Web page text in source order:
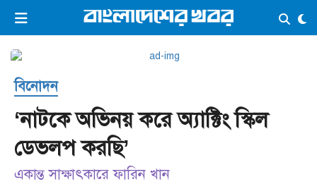
ভিডিও ই-পেপার লগইন ×
প্রচ্ছদ
সর্বশেষ
আর্কাইভ
কনভার্টার
বিনোদন
‘নাটকে অভিনয় করে অ্যাক্টিং স্কিল
ডেভলপ করছি’
একান্ত সাক্ষাৎকারে ফারিন খান